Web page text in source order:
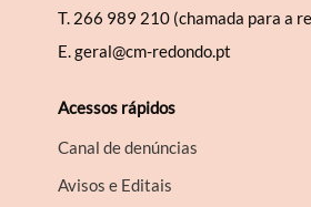
T. 266 989 210 (chamada para a
E.geral@cm-redondo.pt
Acessos rápidos
Canal de denúncias
Avisos e Editais